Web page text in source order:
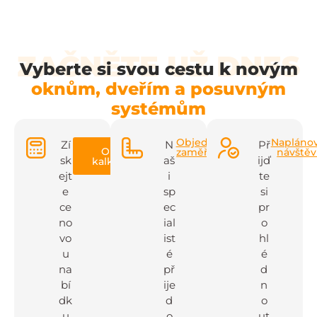
ZAČNĚTE UŽ DNES
Vyberte si svou cestu k novým
oknům, dveřím a posuvným
systémům
Zí
sk
ejt
e
ce
no
vo
u
na
bí
dk
Online
kalkulačka
N
aš
i
sp
ec
ial
ist
é
př
ije
d
Objednat
zaměření
Př
ijď
te
si
pr
o
hl
é
d
n
o